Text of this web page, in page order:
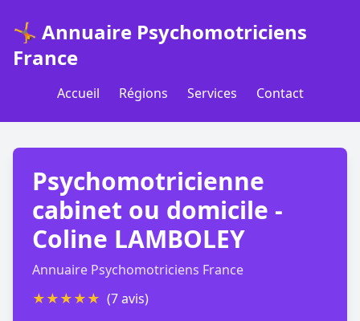
🤸 Annuaire Psychomotriciens
France
Accueil Régions Services Contact
Psychomotricienne
cabinet ou domicile -
Coline LAMBOLEY
Annuaire Psychomotriciens France
★★★★★ (7 avis)